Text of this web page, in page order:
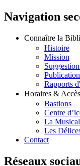
Navigation
Connaître la
Histoire
Mission
Rapports
Horaires & Accès
Bastions
Centre
La
Les
Contact
Réseaux